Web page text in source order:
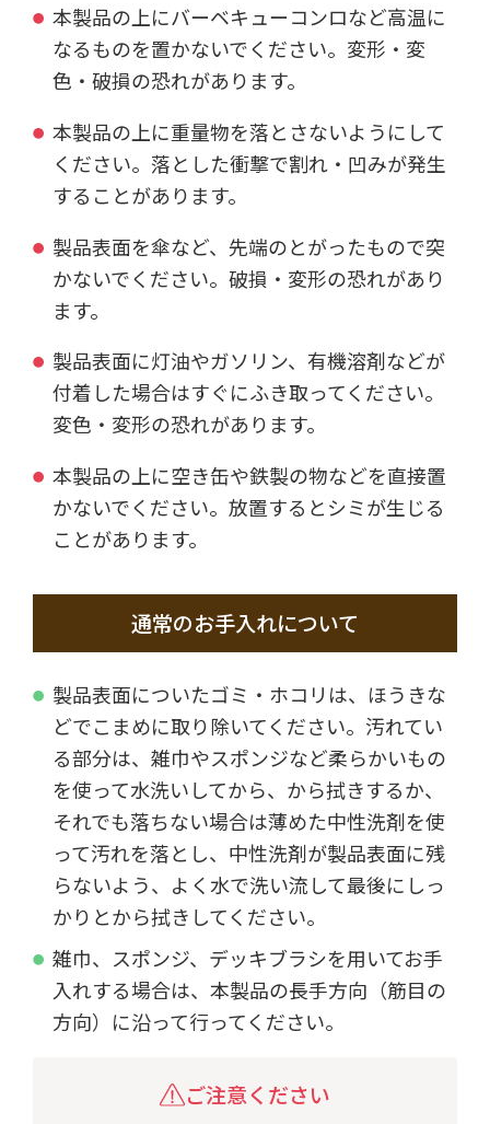
本製品の上にバーベキューコンロなど高温に
なるものを置かないでください。変形・変
色・破損の恐れがあります。
本製品の上に重量物を落とさないようにして
ください。落とした衝撃で割れ・凹みが発生
することがあります。
製品表面を傘など、先端のとがったもので突
かないでください。破損・変形の恐れがあり
ます。
製品表面に灯油やガソリン、有機溶剤などが
付着した場合はすぐにふき取ってください。
変色・変形の恐れがあります。
本製品の上に空き缶や鉄製の物などを直接置
かないでください。放置するとシミが生じる
ことがあります。
通常のお手入れについて
製品表面についたゴミ・ホコリは、ほうきな
どでこまめに取り除いてください。汚れてい
る部分は、雑巾やスポンジなど柔らかいもの
を使って水洗いしてから、から拭きするか、
それでも落ちない場合は薄めた中性洗剤を使
って汚れを落とし、中性洗剤が製品表面に残
らないよう、よく水で洗い流して最後にしっ
かりとから拭きしてください。
雑巾、スポンジ、デッキブラシを用いてお手
入れする場合は、本製品の長手方向（筋目の
方向）に沿って行ってください。
ご注意ください